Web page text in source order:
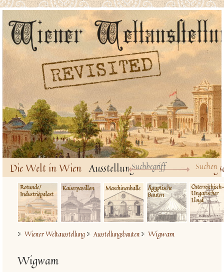
Die Welt in Wien Ausstellungsbauten
Wiener Weltausstellung Ausstellungsbauten Wigwam
Wigwam